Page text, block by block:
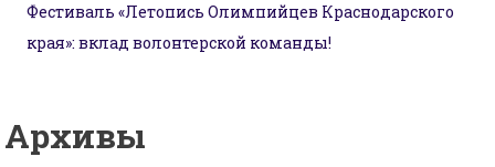
Фестиваль «Летопись Олимпийцев Краснодарского
края»: вклад волонтерской команды!
Архивы